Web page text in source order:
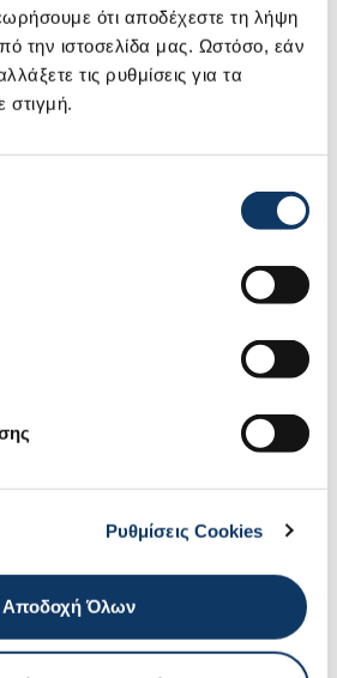
ότι αποδέχεστε τη λήψη
την ιστοσελίδα μας. Ωστόσο, εάν
τις ρυθμίσεις για τα
στιγμή.
Ρυθμίσεις Cookies
Αποδοχή Όλων
γνήσια ανταλλακτικά Suzuki
των Εξουσιοδοτημένων
Δικτύου Suzuki, μπορείτε
το Suzuki σας σε άριστη
καθ’ όλη τη διάρκεια της
αξίας.
επισκευαστές του
για κάθε υπηρεσία που αφορά
μπορούν να σας προσφέρουν
υπηρεσία για να
καλύτερη οδηγική εμπειρία.